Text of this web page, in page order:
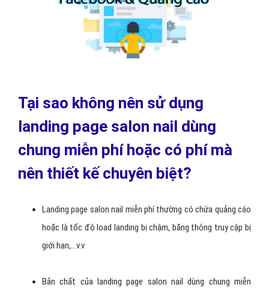
Tại sao không nên sử dụng
landing page salon nail dùng
chung miễn phí hoặc có phí mà
nên thiết kế chuyên biệt?
Landing page salon nail miễn phí thường có chứa quảng cáo
hoặc là tốc độ load landing bị chậm, băng thông truy cập bị
giới hạn,...v.v
Bản chất của landing page salon nail dùng chung miễn